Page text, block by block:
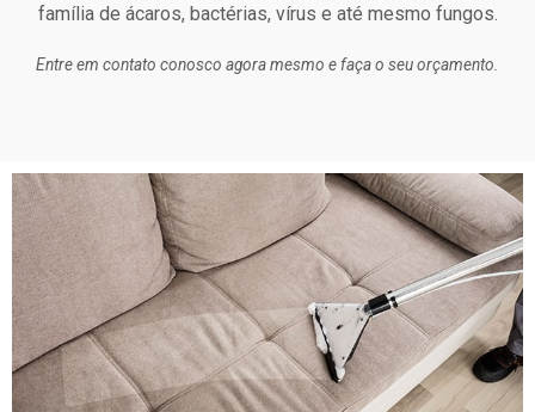
família de ácaros, bactérias, vírus e até mesmo fungos.
Entre em contato conosco agora mesmo e faça o seu orçamento.